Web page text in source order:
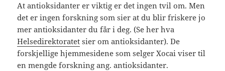
At antioksidanter er viktig er det ingen tvil om. Men
det er ingen forskning som sier at du blir friskere jo
mer antioksidanter du får i deg. (Se her hva
Helsedirektoratet sier om antioksidanter). De
forskjellige hjemmesidene som selger Xocai viser til
en mengde forskning ang. antioksidanter.